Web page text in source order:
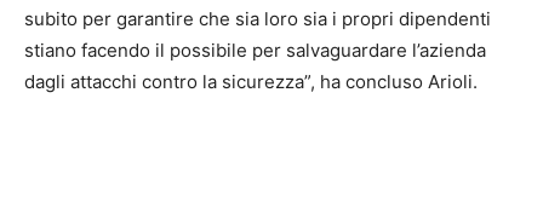
subito per garantire che sia loro sia i propri dipendenti
stiano facendo il possibile per salvaguardare l’azienda
dagli attacchi contro la sicurezza”, ha concluso Arioli.